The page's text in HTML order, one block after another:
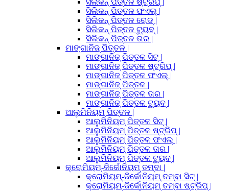
ସିଲିକନ୍ ପିତ୍ତଳ ଷ୍ଟ୍ରିପ୍ |
ସିଲିକନ୍ ପିତ୍ତଳ ଫଏଲ୍ |
ସିଲିକନ୍ ପିତ୍ତଳ ରୋଡ୍ |
ସିଲିକନ୍ ପିତ୍ତଳ ଟ୍ୟୁବ୍ |
ସିଲିକନ୍ ପିତ୍ତଳ ତାର |
ମାଙ୍ଗାନିଜ୍ ପିତ୍ତଳ |
ମାଙ୍ଗାନିଜ୍ ପିତ୍ତଳ ସିଟ୍ |
ମାଙ୍ଗାନିଜ୍ ପିତ୍ତଳ ଷ୍ଟ୍ରିପ୍ |
ମାଙ୍ଗାନିଜ୍ ପିତ୍ତଳ ଫଏଲ୍ |
ମାଙ୍ଗାନିଜ୍ ପିତ୍ତଳ |
ମାଙ୍ଗାନିଜ୍ ପିତ୍ତଳ ତାର |
ମାଙ୍ଗାନିଜ୍ ପିତ୍ତଳ ଟ୍ୟୁବ୍ |
ଆଲୁମିନିୟମ୍ ପିତ୍ତଳ |
ଆଲୁମିନିୟମ୍ ପିତ୍ତଳ ସିଟ୍ |
ଆଲୁମିନିୟମ୍ ପିତ୍ତଳ ଷ୍ଟ୍ରିପ୍ |
ଆଲୁମିନିୟମ୍ ପିତ୍ତଳ ଫଏଲ୍ |
ଆଲୁମିନିୟମ୍ ପିତ୍ତଳ ତାର |
ଆଲୁମିନିୟମ୍ ପିତ୍ତଳ ଟ୍ୟୁବ୍ |
କ୍ରୋମିୟମ୍-ଜିର୍କୋନିୟମ୍ ତମ୍ବା |
କ୍ରୋମିୟମ୍-ଜିର୍କୋନିୟମ୍ ତମ୍ବା ସିଟ୍ |
କ୍ରୋମିୟମ୍-ଜିର୍କୋନିୟମ୍ ତମ୍ବା ଷ୍ଟ୍ରିପ୍ |